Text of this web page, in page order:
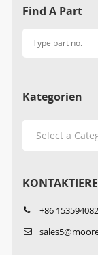
Find A Part
Kategorien
+86